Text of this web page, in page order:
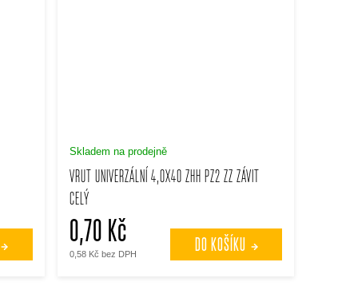
VRUT UNIVERZÁLNÍ 4,0X40 ZHH PZ2 ZZ ZÁVIT
CELÝ
Skladem na prodejně
0,58 Kč bez DPH
0,70 Kč DO KOŠÍKU